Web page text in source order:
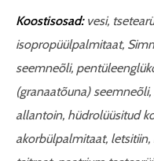
Koostisosad:vesi,
isopropüülpalmitaat,
seemneõli,
(granaatõuna)
allantoin, hüdrolüüsitud
akorbülpalmitaat,